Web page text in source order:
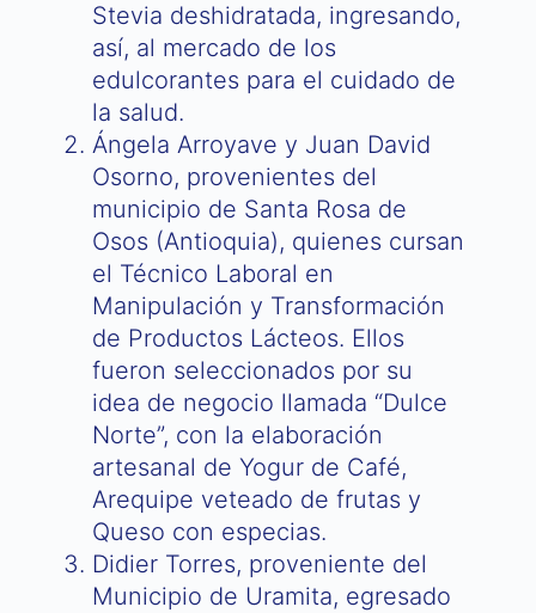
Stevia deshidratada, ingresando,
así, al mercado de los
edulcorantes para el cuidado de
la salud.
Ángela Arroyave y Juan David
Osorno, provenientes del
municipio de Santa Rosa de
Osos (Antioquia), quienes cursan
el Técnico Laboral en
Manipulación y Transformación
de Productos Lácteos. Ellos
fueron seleccionados por su
idea de negocio llamada “Dulce
Norte”, con la elaboración
artesanal de Yogur de Café,
Arequipe veteado de frutas y
Queso con especias.
Didier Torres, proveniente del
Municipio de Uramita, egresado